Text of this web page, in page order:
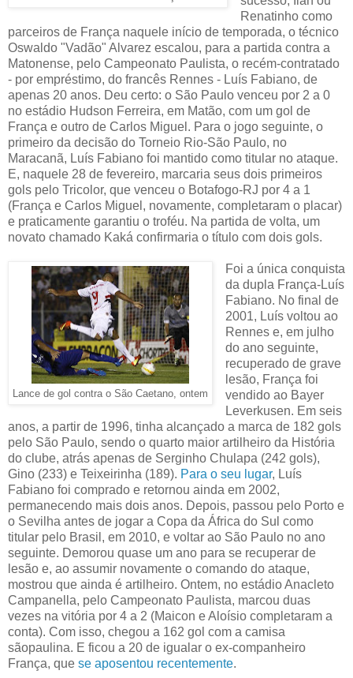
Renatinho como
parceiros de França naquele início de temporada, o técnico
Oswaldo "Vadão" Alvarez escalou, para a partida contra a
Matonense, pelo Campeonato Paulista, o recém-contratado
- por empréstimo, do francês Rennes - Luís Fabiano, de
apenas 20 anos. Deu certo: o São Paulo venceu por 2 a 0
no estádio Hudson Ferreira, em Matão, com um gol de
França e outro de Carlos Miguel. Para o jogo seguinte, o
primeiro da decisão do Torneio Rio-São Paulo, no
Maracanã, Luís Fabiano foi mantido como titular no ataque.
E, naquele 28 de fevereiro, marcaria seus dois primeiros
gols pelo Tricolor, que venceu o Botafogo-RJ por 4 a 1
(França e Carlos Miguel, novamente, completaram o placar)
e praticamente garantiu o troféu. Na partida de volta, um
novato chamado Kaká confirmaria o título com dois gols.
Lance de gol contra o São Caetano, ontem
Foi a única conquista
da dupla França-Luís
Fabiano. No final de
2001, Luís voltou ao
Rennes e, em julho
do ano seguinte,
recuperado de grave
lesão, França foi
vendido ao Bayer
Leverkusen. Em seis
anos, a partir de 1996, tinha alcançado a marca de 182 gols
pelo São Paulo, sendo o quarto maior artilheiro da História
do clube, atrás apenas de Serginho Chulapa (242 gols),
Gino (233) e Teixeirinha (189). Para o seu lugar, Luís
Fabiano foi comprado e retornou ainda em 2002,
permanecendo mais dois anos. Depois, passou pelo Porto e
o Sevilha antes de jogar a Copa da África do Sul como
titular pelo Brasil, em 2010, e voltar ao São Paulo no ano
seguinte. Demorou quase um ano para se recuperar de
lesão e, ao assumir novamente o comando do ataque,
mostrou que ainda é artilheiro. Ontem, no estádio Anacleto
Campanella, pelo Campeonato Paulista, marcou duas
vezes na vitória por 4 a 2 (Maicon e Aloísio completaram a
conta). Com isso, chegou a 162 gol com a camisa
sãopaulina. E ficou a 20 de igualar o ex-companheiro
França, que se aposentou recentemente.